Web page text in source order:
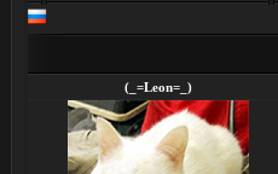
(_=Leon=_)